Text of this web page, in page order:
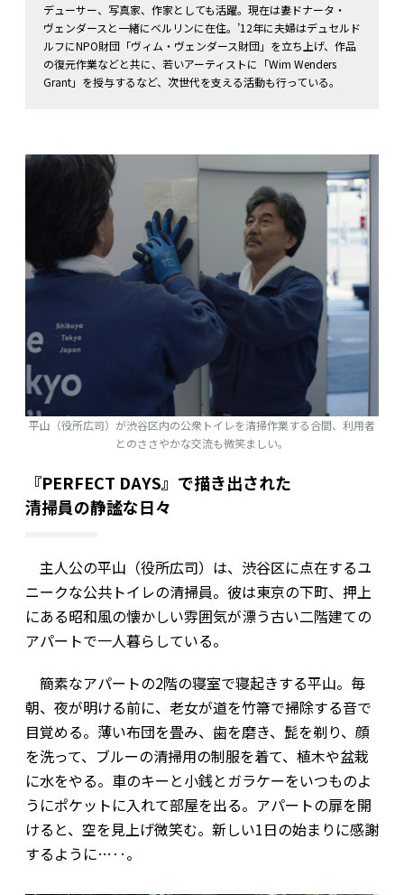
デューサー、写真家、作家としても活躍。現在は妻ドナータ・
ヴェンダースと一緒にベルリンに在住。’12年に夫婦はデュセルド
ルフにNPO財団「ヴィム・ヴェンダース財団」を立ち上げ、作品
の復元作業などと共に、若いアーティストに「Wim Wenders
Grant」を授与するなど、次世代を支える活動も行っている。
平山（役所広司）が渋谷区内の公衆トイレを清掃作業する合間、利用者
とのささやかな交流も微笑ましい。
『PERFECT DAYS』で描き出された
清掃員の静謐な日々
主人公の平山（役所広司）は、渋谷区に点在するユ
ニークな公共トイレの清掃員。彼は東京の下町、押上
にある昭和風の懐かしい雰囲気が漂う古い二階建ての
アパートで一人暮らしている。
簡素なアパートの2階の寝室で寝起きする平山。毎
朝、夜が明ける前に、老女が道を竹箒で掃除する音で
目覚める。薄い布団を畳み、歯を磨き、髭を剃り、顔
を洗って、ブルーの清掃用の制服を着て、植木や盆栽
に水をやる。車のキーと小銭とガラケーをいつものよ
うにポケットに入れて部屋を出る。アパートの扉を開
けると、空を見上げ微笑む。新しい1日の始まりに感謝
するように…‥。